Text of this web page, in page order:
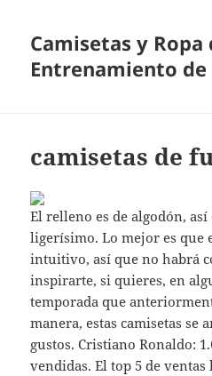
Camisetas y Ropa
Entrenamiento de
camisetas de
El relleno es de algodón,
ligerísimo. Lo mejor es que
intuitivo, así que no habrá
inspirarte, si quieres, en
temporada que
manera, estas camisetas se
gustos. Cristiano Ronaldo:
vendidas. El top 5 de